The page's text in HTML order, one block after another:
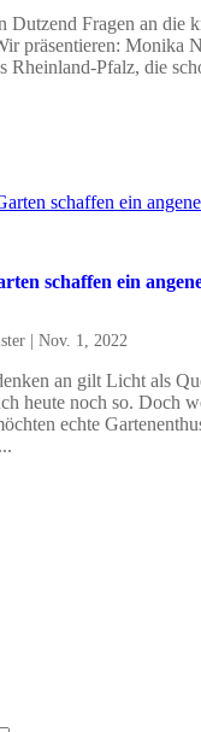
Dutzend Fragen an die
präsentieren: Monika
Rheinland-Pfalz, die
schaffen ein
| Nov. 1, 2022
an gilt Licht als
heute noch so. Doch
echte